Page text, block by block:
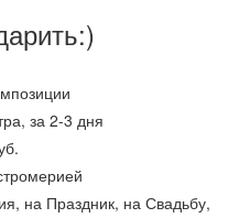
за 2-3 дня
на Праздник, на Свадьбу,